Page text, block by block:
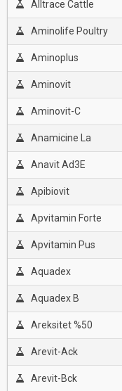
Alltrace Cattle
Aminolife Poultry
Aminoplus
Aminovit
Aminovit-C
Anamicine La
Anavit Ad3E
Apibiovit
Apvitamin Forte
Apvitamin Pus
Aquadex
Aquadex B
Areksitet %50
Arevit-Ack
Arevit-Bck